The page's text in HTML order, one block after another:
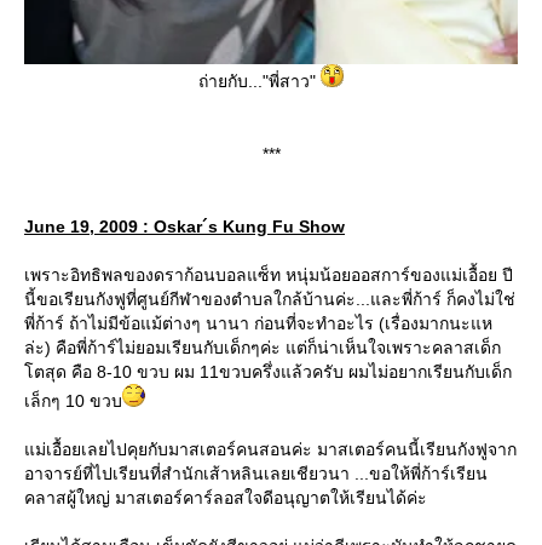
ถ่ายกับ..."พี่สาว"
***
June 19, 2009 : Oskar´s Kung Fu Show
เพราะอิทธิพลของดราก้อนบอลแซ็ท หนุ่มน้อยออสการ์ของแม่เอื้อย ปี
นี้ขอเรียนกังฟูที่ศูนย์กีฬาของตำบลใกล้บ้านค่ะ...และพี่ก้าร์ ก็คงไม่ใช่
พี่ก้าร์ ถ้าไม่มีข้อแม้ต่างๆ นานา ก่อนที่จะทำอะไร (เรื่องมากนะแห
ล่ะ) คือพี่ก้าร์ไม่ยอมเรียนกับเด็กๆค่ะ แต่ก็น่าเห็นใจเพราะคลาสเด็ก
โตสุด คือ 8-10 ขวบ ผม 11ขวบครึ่งแล้วครับ ผมไม่อยากเรียนกับเด็ก
เล็กๆ 10 ขวบ
แม่เอื้อยเลยไปคุยกับมาสเตอร์คนสอนค่ะ มาสเตอร์คนนี้เรียนกังฟูจาก
อาจารย์ที่ไปเรียนที่สำนักเส้าหลินเลยเชียวนา ...ขอให้พี่ก้าร์เรียน
คลาสผู้ใหญ่ มาสเตอร์คาร์ลอสใจดีอนุญาตให้เรียนได้ค่ะ